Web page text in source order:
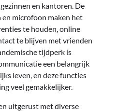
en kantoren. De
microfoon maken het
te houden, online
te blijven met vrienden
tijdperk is
een belangrijk
leven, en deze functies
veel gemakkelijker.
uitgerust met diverse